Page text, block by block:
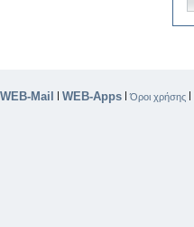
WEB-Mail | WEB-Apps |Όροι χρήσης |